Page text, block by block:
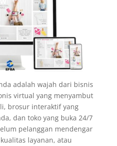
adalah wajah dari bisnis
virtual yang menyambut
brosur interaktif yang
dan toko yang buka 24/7
pelanggan mendengar
layanan, atau